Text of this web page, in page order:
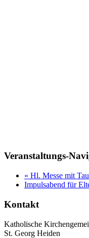
Veranstaltungs-
« Hl. Messe mit
Impulsabend für
Kontakt
Katholische
St. Georg Heiden